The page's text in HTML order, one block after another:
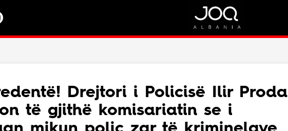
Puno me ne!
Live
Kontakt
Drejtori i Policisë Ilir Proda
të gjithë komisariatin se i